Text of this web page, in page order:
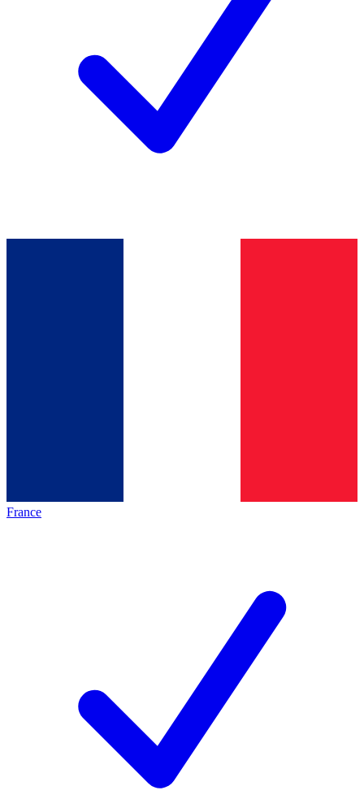
France